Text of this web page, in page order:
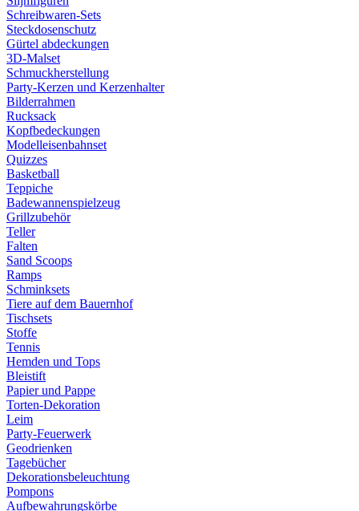
Schreibwaren-Sets
Steckdosenschutz
Gürtel abdeckungen
3D-Malset
Schmuckherstellung
Party-Kerzen und Kerzenhalter
Bilderrahmen
Rucksack
Kopfbedeckungen
Modelleisenbahnset
Quizzes
Basketball
Teppiche
Badewannenspielzeug
Grillzubehör
Teller
Falten
Sand Scoops
Ramps
Schminksets
Tiere auf dem Bauernhof
Tischsets
Stoffe
Tennis
Hemden und Tops
Bleistift
Papier und Pappe
Torten-Dekoration
Leim
Party-Feuerwerk
Geodrienken
Tagebücher
Dekorationsbeleuchtung
Pompons
Aufbewahrungskörbe